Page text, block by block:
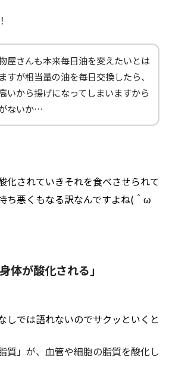
屋さんも本来毎日油を変えたいとは
すが相当量の油を毎日交換したら、
いから揚げになってしまいますから
ないか…
化されていきそれを食べさせられて
ち悪くもなる訳なんですよね(＾ω
体が酸化される」
しでは語れないのでサクッといくと
質」が、血管や細胞の脂質を酸化し